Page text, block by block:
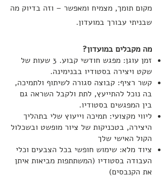
מקום תומך, מצמיח ומאפשר – וזה בדיוק מה
שבניתי עבורך במועדון.
מה מקבלים במועדון?
זמן עוגן: מפגש חודשי קבוע. 3 שעות של
שקט ויצירה בסטודיו בבנימינה.
קשר רציף: קבוצה סגורה לשיתוף ולתמיכה,
בה נוכל להתייעץ, לתת ולקבל השראה גם
בין המפגשים בסטודיו.
ליווי מקצועי: תמיכה וייעוץ שלי בתהליך
היצירה, בטכניקות של ציור מופשט ובשכלול
הקול האישי שלך
ציוד מלא: שימוש חופשי בכל הצבעים וכלי
העבודה בסטודיו (המשתתפות מביאות איתן
את הקנבסים)​